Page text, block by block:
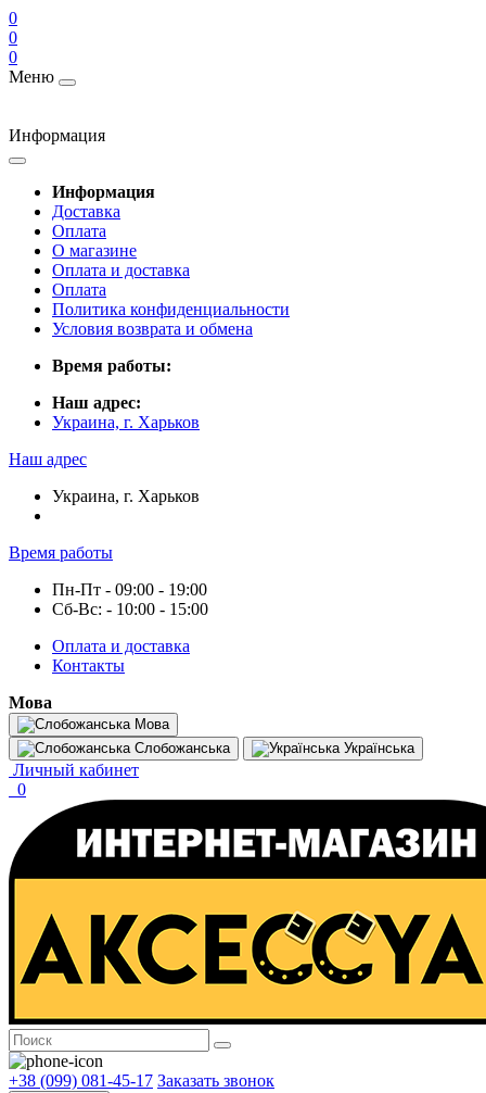
0
0
0
Меню
Информация
Информация
Доставка
Оплата
О магазине
Оплата и доставка
Оплата
Политика конфиденциальности
Условия возврата и обмена
Время работы:
Наш адрес:
Украина, г. Харьков
Наш адрес
Украина, г. Харьков
Время работы
Пн-Пт - 09:00 - 19:00
Сб-Вс: - 10:00 - 15:00
Оплата и доставка
Контакты
Мова
Мова
Слобожанська
Українська
Личный кабинет
0
+38 (099) 081-45-17 Заказать звонок